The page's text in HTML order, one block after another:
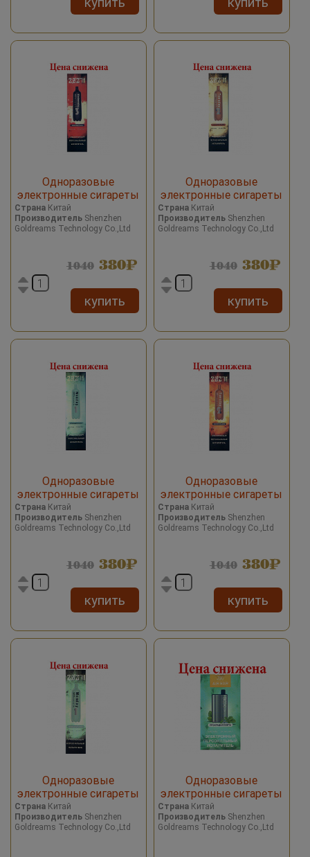
Одноразовые
электронные сигареты
2027 Date 7 Cherry Cola/
Вишневая кола 2000
затяжек
Страна Китай
Производитель Shenzhen
Goldreams Technology Co.,Ltd
1040380
купить
Одноразовые
электронные сигареты
2027 Date 7 Pineapple ice/
Ананас со льдом 2000
затяжек
СтранаКитай
ПроизводительShenzhen
Goldreams Technology Co.,Ltd
1040380
купить
Одноразовые
электронные сигареты
2027 Date 7 Cool Mint/
Прохладная мята 2000
затяжек
Страна Китай
Производитель Shenzhen
Goldreams Technology Co.,Ltd
1040380
купить
Одноразовые
электронные сигареты
2027 Date 7 Watermelon
Ice/Арбуз со льдом 2000
затяжек
СтранаКитай
ПроизводительShenzhen
Goldreams Technology Co.,Ltd
1040380
купить
Одноразовые
электронные сигареты
2027 Date 7 Cool Lemon/
Прохладный лимон 2000
затяжек
Страна Китай
Производитель Shenzhen
Goldreams Technology Co.,Ltd
Одноразовые
электронные сигареты
Airbar Box Cool Mint/
Прохладная мята 3000
затяжек
СтранаКитай
ПроизводительShenzhen
Goldreams Technology Co.,Ltd